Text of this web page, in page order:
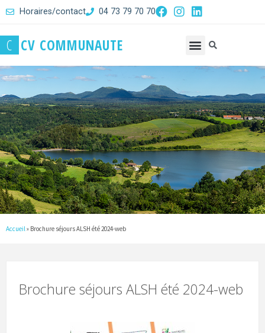
Horaires/contact 04 73 79 70 70
C CV COMMUNAUTE
Accueil » Brochure séjours ALSH été 2024-web
Brochure séjours ALSH été 2024-web